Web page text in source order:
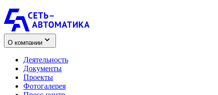
О компании
Деятельность
Документы
Проекты
Фотогалерея